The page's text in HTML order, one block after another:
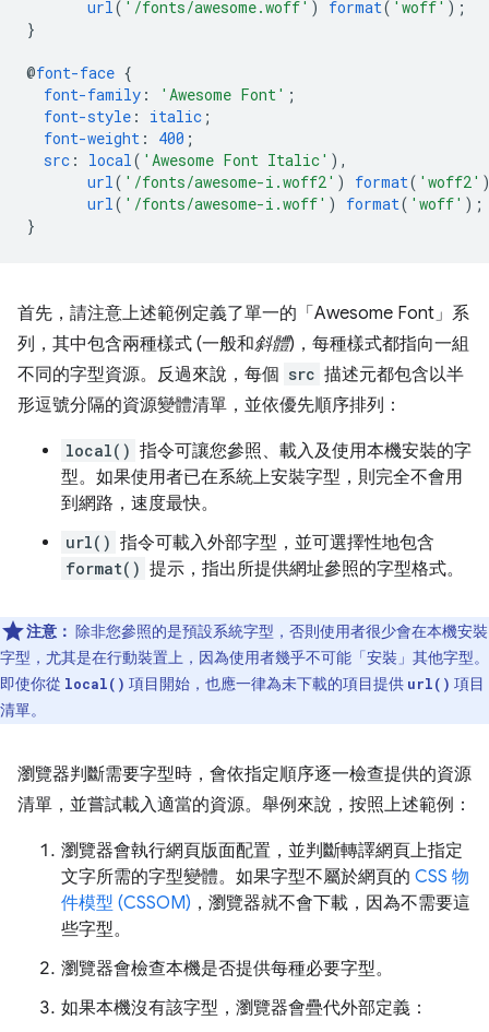
url ( '/fonts/awesome.woff' ) format( 'woff' );
}
@font-face {
font-family : 'Awesome Font' ;
font-style : italic ;
font-weight : 400 ;
src : local ( 'Awesome Font Italic' ),
url ( '/fonts/awesome-i.woff2' ) format( 'woff2'
url ( '/fonts/awesome-i.woff' ) format( 'woff' );
}
首先，請注意上述範例定義了單一的「Awesome Font」 系
列，其中包含兩種樣式 (一般和斜體)，每種樣式都指向一組
不同的字型資源。反過來說，每個 src 描述元都包含以半
形逗號分隔的資源變體清單，並依優先順序排列：
local() 指令可讓您參照、載入及使用本機安裝的字
型。如果使用者已在系統上安裝字型，則完全不會用
到網路，速度最快。
url() 指令可載入外部字型，並可選擇性地包含
format() 提示，指出所提供網址參照的字型格式。
注意： 除非您參照的是預設系統字型，否則使用者很少會在本機安裝
字型，尤其是在行動裝置上，因為使用者幾乎不可能「安裝」其他字型。
即使你從 local() 項目開始，也應一律為未下載的項目提供 url() 項目
清單。
瀏覽器判斷需要字型時，會依指定順序逐一檢查提供的資源
清單，並嘗試載入適當的資源。舉例來說，按照上述範例：
瀏覽器會執行網頁版面配置，並判斷轉譯網頁上指定
文字所需的字型變體。如果字型不屬於網頁的 CSS 物
件模型 (CSSOM) ，瀏覽器就不會下載，因為不需要這
些字型。
瀏覽器會檢查本機是否提供每種必要字型。
如果本機沒有該字型，瀏覽器會疊代外部定義：